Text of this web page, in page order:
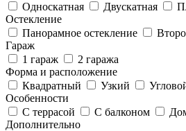
Односкатная
Двускатная
Остекление
Панорамное остекление
Гараж
1 гараж
2 гаража
Форма и расположение
Квадратный
Узкий
Особенности
С террасой
С балконом
Дополнительно